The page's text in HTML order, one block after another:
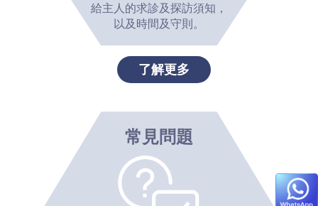
給主人的求診及探訪須知，
以及時間及守則。
了解更多
常見問題